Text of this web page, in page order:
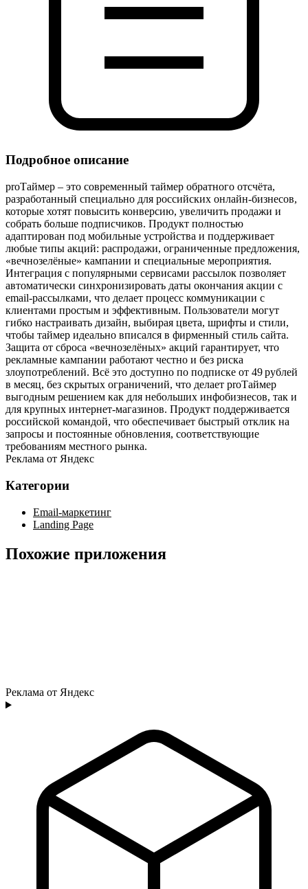
Подробное описание
proТаймер – это современный таймер обратного отсчёта,
разработанный специально для российских онлайн‑бизнесов,
которые хотят повысить конверсию, увеличить продажи и
собрать больше подписчиков. Продукт полностью
адаптирован под мобильные устройства и поддерживает
любые типы акций: распродажи, ограниченные предложения,
«вечнозелёные» кампании и специальные мероприятия.
Интеграция с популярными сервисами рассылок позволяет
автоматически синхронизировать даты окончания акции с
email‑рассылками, что делает процесс коммуникации с
клиентами простым и эффективным. Пользователи могут
гибко настраивать дизайн, выбирая цвета, шрифты и стили,
чтобы таймер идеально вписался в фирменный стиль сайта.
Защита от сброса «вечнозелёных» акций гарантирует, что
рекламные кампании работают честно и без риска
злоупотреблений. Всё это доступно по подписке от 49 рублей
в месяц, без скрытых ограничений, что делает proТаймер
выгодным решением как для небольших инфобизнесов, так и
для крупных интернет‑магазинов. Продукт поддерживается
российской командой, что обеспечивает быстрый отклик на
запросы и постоянные обновления, соответствующие
требованиям местного рынка.
Реклама от Яндекс
Категории
Email-маркетинг
Landing Page
Похожие приложения
Реклама от Яндекс